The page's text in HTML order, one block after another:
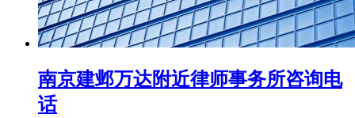
南京建邺万达附近律师事务所咨询电
话